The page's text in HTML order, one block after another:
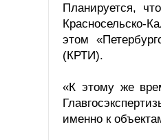
Планируется,
Красносельско-
этом
(КРТИ).
«К этому же
именно к